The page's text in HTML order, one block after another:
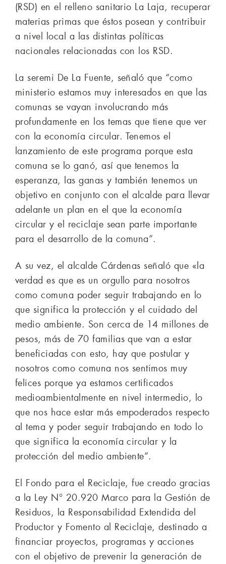
(RSD) en el relleno sanitario La Laja, recuperar
materias primas que éstos posean y contribuir
a nivel local a las distintas políticas
nacionales relacionadas con los RSD.
La seremi De La Fuente, señaló que “como
ministerio estamos muy interesados en que las
comunas se vayan involucrando más
profundamente en los temas que tiene que ver
con la economía circular. Tenemos el
lanzamiento de este programa porque esta
comuna se lo ganó, así que tenemos la
esperanza, las ganas y también tenemos un
objetivo en conjunto con el alcalde para llevar
adelante un plan en el que la economía
circular y el reciclaje sean parte importante
para el desarrollo de la comuna”.
A su vez, el alcalde Cárdenas señaló que «la
verdad es que es un orgullo para nosotros
como comuna poder seguir trabajando en lo
que significa la protección y el cuidado del
medio ambiente. Son cerca de 14 millones de
pesos, más de 70 familias que van a estar
beneficiadas con esto, hay que postular y
nosotros como comuna nos sentimos muy
felices porque ya estamos certificados
medioambientalmente en nivel intermedio, lo
que nos hace estar más empoderados respecto
al tema y poder seguir trabajando en todo lo
que significa la economía circular y la
protección del medio ambiente”.
El Fondo para el Reciclaje, fue creado gracias
a la Ley N° 20.920 Marco para la Gestión de
Residuos, la Responsabilidad Extendida del
Productor y Fomento al Reciclaje, destinado a
financiar proyectos, programas y acciones
con el objetivo de prevenir la generación de